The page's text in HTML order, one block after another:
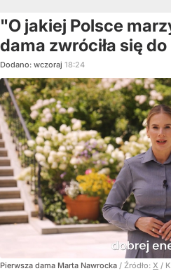
"O jakiej Polsce
dama zwróciła się
Dodano: wczoraj 18:24
Pierwsza dama Marta Nawrocka / Źródło: X /